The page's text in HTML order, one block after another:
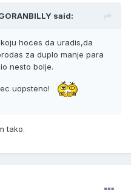
said:
hoces da uradis,da
za duplo manje para
nesto bolje.
uopsteno!
tako.